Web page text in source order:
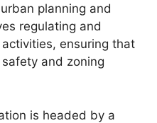
planning and
regulating and
ensuring that
and zoning
is headed by a